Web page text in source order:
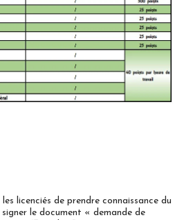
licenciés de prendre connaissance du
le document « demande de